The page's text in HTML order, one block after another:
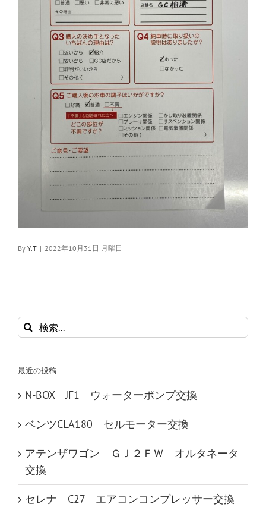
By Y.T | 2022年10月31日 月曜日
検
索
最近の投稿
N-BOX JF1 ウォーターポンプ交換
ベンツCLA180 セルモーター交換
アテンザワゴン ＧＪ２ＦＷ オルタネータ
交換
セレナ C27 エアコンコンプレッサー交換